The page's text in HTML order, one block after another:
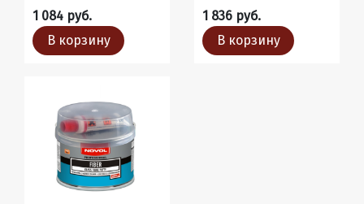
1 084 руб.
В корзину
1 836 руб.
В корзину